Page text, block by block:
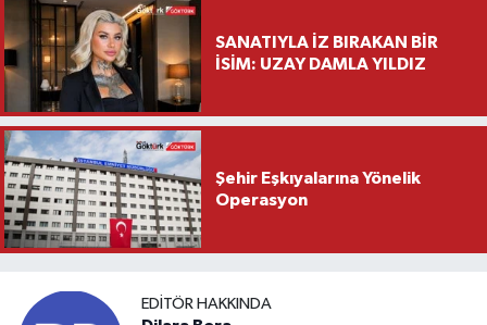
SANATIYLA İZ BIRAKAN BİR
İSİM: UZAY DAMLA YILDIZ
Şehir Eşkıyalarına Yönelik
Operasyon
EDITÖR HAKKINDA